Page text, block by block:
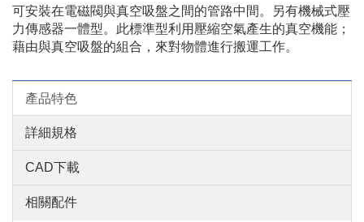
可安裝在電磁閥與真空吸盤之間的管路中間。另有機械式壓
力傳感器一體型。此標準型利用壓縮空氣產生的真空機能；
藉由與真空吸盤的組合，來對物體進行搬運工作。
產品特色
詳細規格
CAD下載
相關配件